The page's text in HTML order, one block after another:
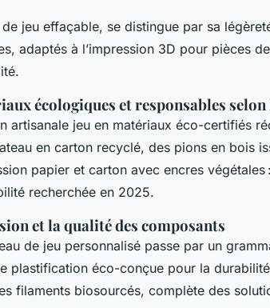
jeu effaçable, se distingue par sa
adaptés à l’impression 3D pour pièces
écologiques et responsables selon
artisanale jeu en matériaux éco-certifiés
en carton recyclé, des pions en bois
papier et carton avec encres végétales
recherchée en 2025.
et la qualité des composants
de jeu personnalisé passe par un
plastification éco-conçue pour la
filaments biosourcés, complète des